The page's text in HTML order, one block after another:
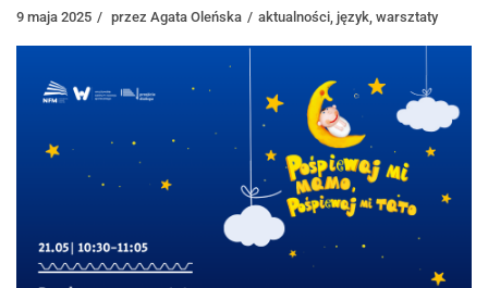
9 maja 2025 przez Agata Oleńska aktualności język warsztaty